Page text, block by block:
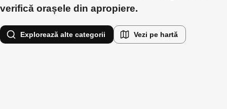
verifică orașele din apropiere.
Explorează alte categorii Vezi pe hartă